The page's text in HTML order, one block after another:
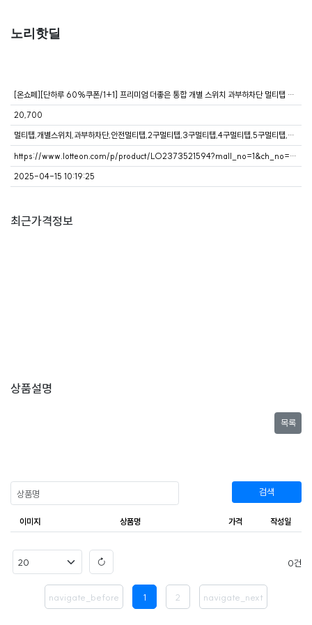
노리핫딜
[온쇼페][단하루 60%쿠폰/1+1] 프리미엄 더좋은 통합 개별 스위치 과부하차단 멀티탭 2구~6구
20,700
멀티탭,개별스위치,과부하차단,안전멀티탭,2구멀티탭,3구멀티탭,4구멀티탭,5구멀티탭,6구멀티탭,더좋은멀티탭
https://www.lotteon.com/p/product/LO2373521594?mall_no=1&ch_no=100995&ch_dtl_no=1025316&ch_mem_no=290779994Ro8fD67fdb4119c
2025-04-15 10:19:25
최근가격정보
상품설명
목록
검색
이미지 상품명 가격 작성일
navigate_before 1 2 navigate_next
0